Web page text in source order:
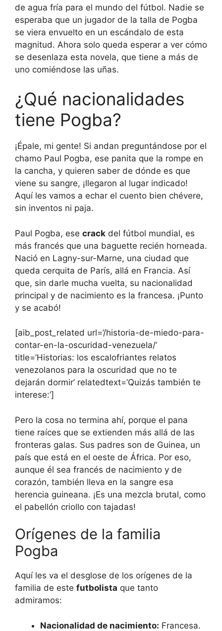
de agua fría para el mundo del fútbol. Nadie se
esperaba que un jugador de la talla de Pogba
se viera envuelto en un escándalo de esta
magnitud. Ahora solo queda esperar a ver cómo
se desenlaza esta novela, que tiene a más de
uno comiéndose las uñas.
¿Qué nacionalidades
tiene Pogba?
¡Épale, mi gente! Si andan preguntándose por el
chamo Paul Pogba, ese panita que la rompe en
la cancha, y quieren saber de dónde es que
viene su sangre, ¡llegaron al lugar indicado!
Aquí les vamos a echar el cuento bien chévere,
sin inventos ni paja.
Paul Pogba, ese crack del fútbol mundial, es
más francés que una baguette recién horneada.
Nació en Lagny-sur-Marne, una ciudad que
queda cerquita de París, allá en Francia. Así
que, sin darle mucha vuelta, su nacionalidad
principal y de nacimiento es la francesa. ¡Punto
y se acabó!
[aib_post_related url=’/historia-de-miedo-para-
contar-en-la-oscuridad-venezuela/’
title=’Historias: los escalofriantes relatos
venezolanos para la oscuridad que no te
dejarán dormir’ relatedtext=’Quizás también te
interese:’]
Pero la cosa no termina ahí, porque el pana
tiene raíces que se extienden más allá de las
fronteras galas. Sus padres son de Guinea, un
país que está en el oeste de África. Por eso,
aunque él sea francés de nacimiento y de
corazón, también lleva en la sangre esa
herencia guineana. ¡Es una mezcla brutal, como
el pabellón criollo con tajadas!
Orígenes de la familia
Pogba
Aquí les va el desglose de los orígenes de la
familia de este futbolista que tanto
admiramos:
Nacionalidad de nacimiento: Francesa.